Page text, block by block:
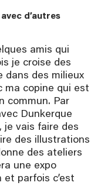
d’autres
amis qui
je croise des
dans des milieux
ma copine qui est
commun. Par
Dunkerque
je vais faire des
des illustrations
des ateliers
une expo
parfois c’est